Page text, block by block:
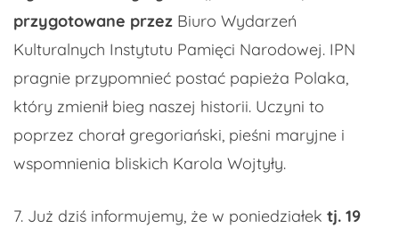
przygotowane przez Biuro Wydarzeń
Kulturalnych Instytutu Pamięci Narodowej. IPN
pragnie przypomnieć postać papieża Polaka,
który zmienił bieg naszej historii. Uczyni to
poprzez chorał gregoriański, pieśni maryjne i
wspomnienia bliskich Karola Wojtyły.
7. Już dziś informujemy, że w poniedziałek tj. 19